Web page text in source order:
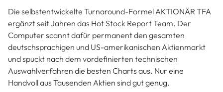
Die selbstentwickelte Turnaround-Formel AKTIONÄR TFA
ergänzt seit Jahren das Hot Stock Report Team. Der
Computer scannt dafür permanent den gesamten
deutschsprachigen und US-amerikanischen Aktienmarkt
und spuckt nach dem vordefinierten technischen
Auswahlverfahren die besten Charts aus. Nur eine
Handvoll aus Tausenden Aktien sind gut genug.